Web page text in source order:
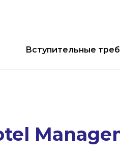
Вступительные